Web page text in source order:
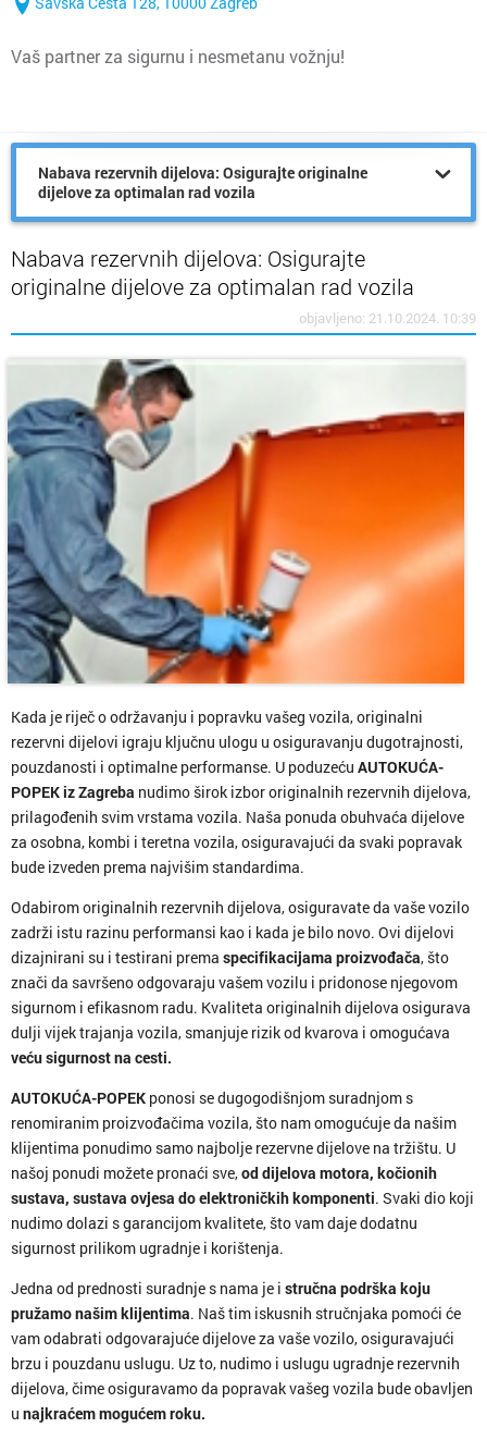
Vaš partner za sigurnu i nesmetanu vožnju!
Nabava rezervnih dijelova: Osigurajte originalne
dijelove za optimalan rad vozila
Nabava rezervnih dijelova: Osigurajte
originalne dijelove za optimalan rad vozila
objavljeno: 21.10.2024. 10:39
Kada je riječ o održavanju i popravku vašeg vozila, originalni
rezervni dijelovi igraju ključnu ulogu u osiguravanju dugotrajnosti,
pouzdanosti i optimalne performanse. U poduzeću AUTOKUĆA-
POPEK iz Zagreba nudimo širok izbor originalnih rezervnih dijelova,
prilagođenih svim vrstama vozila. Naša ponuda obuhvaća dijelove
za osobna, kombi i teretna vozila, osiguravajući da svaki popravak
bude izveden prema najvišim standardima.
Odabirom originalnih rezervnih dijelova, osiguravate da vaše vozilo
zadrži istu razinu performansi kao i kada je bilo novo. Ovi dijelovi
dizajnirani su i testirani prema specifikacijama proizvođača, što
znači da savršeno odgovaraju vašem vozilu i pridonose njegovom
sigurnom i efikasnom radu. Kvaliteta originalnih dijelova osigurava
dulji vijek trajanja vozila, smanjuje rizik od kvarova i omogućava
veću sigurnost na cesti.
AUTOKUĆA-POPEK ponosi se dugogodišnjom suradnjom s
renomiranim proizvođačima vozila, što nam omogućuje da našim
klijentima ponudimo samo najbolje rezervne dijelove na tržištu. U
našoj ponudi možete pronaći sve,od dijelova motora, kočionih
sustava, sustava ovjesa do elektroničkih komponenti. Svaki dio koji
nudimo dolazi s garancijom kvalitete, što vam daje dodatnu
sigurnost prilikom ugradnje i korištenja.
Jedna od prednosti suradnje s nama je i stručna podrška koju
pružamo našim klijentima. Naš tim iskusnih stručnjaka pomoći će
vam odabrati odgovarajuće dijelove za vaše vozilo, osiguravajući
brzu i pouzdanu uslugu. Uz to, nudimo i uslugu ugradnje rezervnih
dijelova, čime osiguravamo da popravak vašeg vozila bude obavljen
u najkraćem mogućem roku.